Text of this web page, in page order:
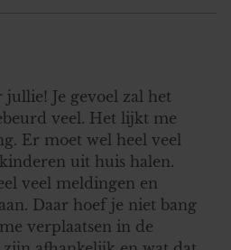
Je gevoel zal het
veel. Het lijkt me
Er moet wel heel veel
uit huis halen.
veel meldingen en
Daar hoef je niet bang
verplaatsen in de